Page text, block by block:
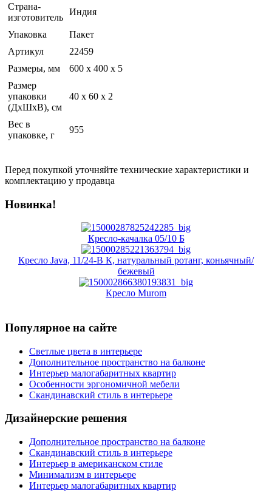
Страна-
изготовитель
Индия
Упаковка
Пакет
Артикул
22459
Размеры, мм
600 х 400 х 5
Размер
упаковки
(ДхШхВ), см
40 x 60 x 2
Вес в
упаковке, г
955
Перед покупкой уточняйте технические характеристики и
комплектацию у продавца
Новинка!
Кресло-качалка 05/10 Б
Кресло Java, 11/24-В К, натуральный ротанг, коньячный/
бежевый
Кресло Murom
Популярное на сайте
Светлые цвета в интерьере
Дополнительное пространство на балконе
Интерьер малогабаритных квартир
Особенности эргономичной мебели
Скандинавский стиль в интерьере
Дизайнерские решения
Дополнительное пространство на балконе
Скандинавский стиль в интерьере
Интерьер в американском стиле
Минимализм в интерьере
Интерьер малогабаритных квартир